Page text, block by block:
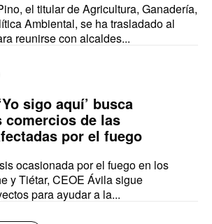
el titular de Agricultura, Ganadería,
Ambiental, se ha trasladado al
reunirse con alcaldes...
sigo aquí’ busca
de las
por el fuego
ocasionada por el fuego en los
y Tiétar, CEOE Ávila sigue
para ayudar a la...